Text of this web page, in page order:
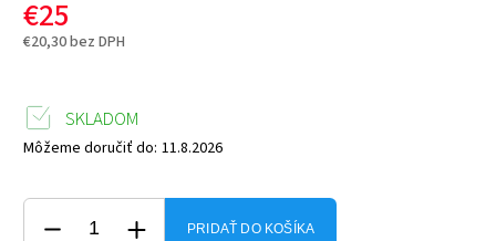
€25
€20,30 bez DPH
SKLADOM
Môžeme doručiť do: 11.8.2026
PRIDAŤ DO KOŠÍKA